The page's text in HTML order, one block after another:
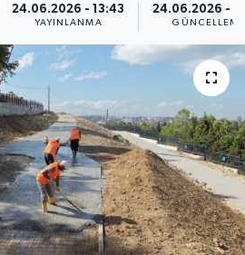
24.06.2026 - 13:43
YAYINLANMA
24.06.2026 -
GÜNCELLEME